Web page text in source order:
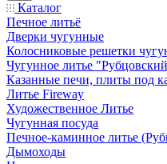
Каталог
Печное литьё
Дверки чугунные
Колосниковые решетки
Чугунное литье
Казанные печи, плиты под
Литье Fireway
Художественное Литье
Чугунная посуда
Печное-каминное литье
Дымоходы